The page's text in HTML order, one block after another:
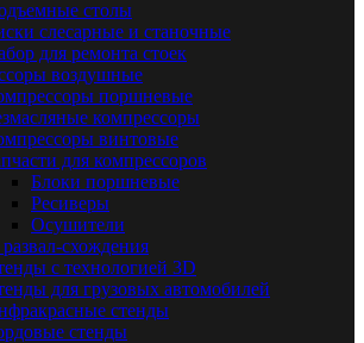
столы
слесарные и станочные
для ремонта стоек
воздушные
поршневые
компрессоры
винтовые
для компрессоров
Блоки поршневые
Ресиверы
Осушители
схождения
с технологией 3D
для грузовых автомобилей
стенды
стенды